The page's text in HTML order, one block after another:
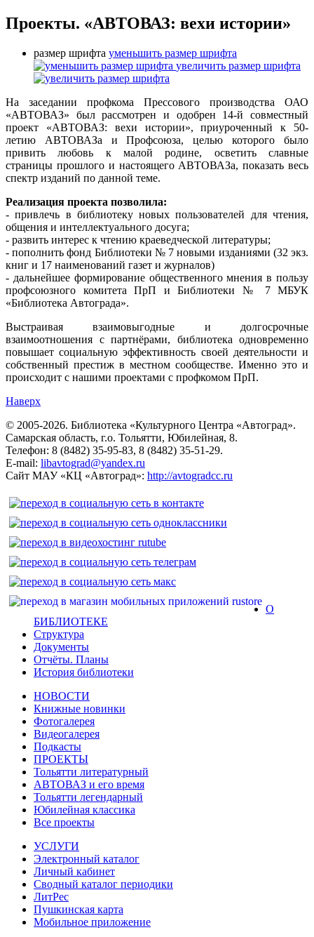
Проекты. «АВТОВАЗ: вехи истории»
размер шрифта уменьшить размер шрифта
увеличить размер шрифта
На заседании профкома Прессового производства ОАО
«АВТОВАЗ» был рассмотрен и одобрен 14-й совместный
проект «АВТОВАЗ: вехи истории», приуроченный к 50-
летию АВТОВАЗа и Профсоюза, целью которого было
привить любовь к малой родине, осветить славные
страницы прошлого и настоящего АВТОВАЗа, показать весь
спектр изданий по данной теме.
Реализация проекта позволила:
- привлечь в библиотеку новых пользователей для чтения,
общения и интеллектуального досуга;
- развить интерес к чтению краеведческой литературы;
- пополнить фонд Библиотеки № 7 новыми изданиями (32 экз.
книг и 17 наименований газет и журналов)
- дальнейшее формирование общественного мнения в пользу
профсоюзного комитета ПрП и Библиотеки № 7 МБУК
«Библиотека Автограда».
Выстраивая взаимовыгодные и долгосрочные
взаимоотношения с партнёрами, библиотека одновременно
повышает социальную эффективность своей деятельности и
собственный престиж в местном сообществе. Именно это и
происходит с нашими проектами с профкомом ПрП.
Наверх
© 2005-2026. Библиотека «Культурного Центра «Автоград».
Самарская область, г.о. Тольятти, Юбилейная, 8.
Телефон: 8 (8482) 35-95-83, 8 (8482) 35-51-29.
E-mail: libavtograd@yandex.ru
Сайт МАУ «КЦ «Автоград»: http://avtogradcc.ru
О
БИБЛИОТЕКЕ
Структура
Документы
Отчёты. Планы
История библиотеки
НОВОСТИ
Книжные новинки
Фотогалерея
Видеогалерея
Подкасты
ПРОЕКТЫ
Тольятти литературный
АВТОВАЗ и его время
Тольятти легендарный
Юбилейная классика
Все проекты
УСЛУГИ
Электронный каталог
Личный кабинет
Сводный каталог периодики
ЛитРес
Пушкинская карта
Мобильное приложение